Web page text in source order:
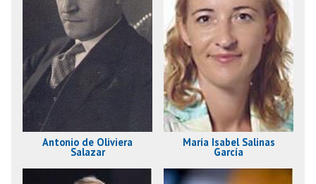
Antonio de Oliviera
Salazar
María Isabel Salinas
García